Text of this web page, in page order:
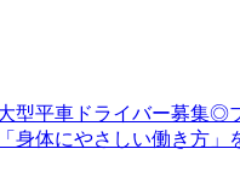
型平車ドライバー募集◎
身体にやさしい働き方」